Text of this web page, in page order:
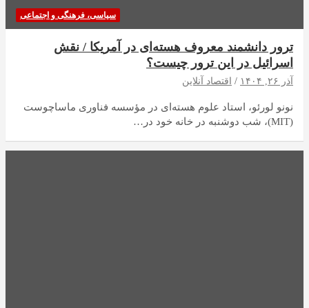
سیاسی، فرهنگی و اجتماعی
ترور دانشمند معروف هسته‌ای در آمریکا / نقش
اسرائیل در این ترور چیست؟
آذر ۲۶, ۱۴۰۴ اقتصاد آنلاین
نونو لورئو، استاد علوم هسته‌ای در مؤسسه فناوری ماساچوست
(MIT)، شب دوشنبه در خانه خود در…